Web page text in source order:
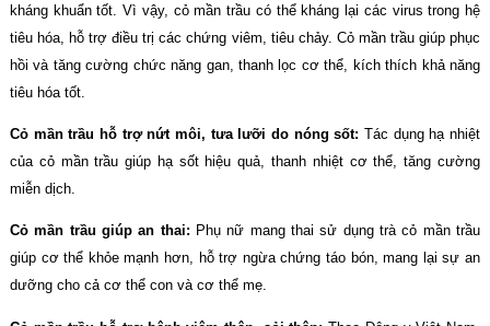
kháng khuẩn tốt. Vì vậy, cỏ mần trầu có thể kháng lại các virus trong hệ
tiêu hóa, hỗ trợ điều trị các chứng viêm, tiêu chảy. Cỏ mần trầu giúp phục
hồi và tăng cường chức năng gan, thanh lọc cơ thể, kích thích khả năng
tiêu hóa tốt.
Cỏ mần trầu hỗ trợ nứt môi, tưa lưỡi do nóng sốt: Tác dụng hạ nhiệt
của cỏ mần trầu giúp hạ sốt hiệu quả, thanh nhiệt cơ thể, tăng cường
miễn dịch.
Cỏ mần trầu giúp an thai: Phụ nữ mang thai sử dụng trà cỏ mần trầu
giúp cơ thể khỏe mạnh hơn, hỗ trợ ngừa chứng táo bón, mang lại sự an
dưỡng cho cả cơ thể con và cơ thể mẹ.